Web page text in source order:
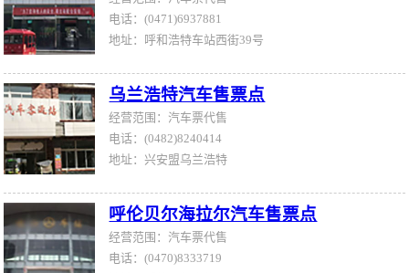
电话：(0471)6937881
地址：呼和浩特车站西街39号
乌兰浩特汽车售票点
经营范围：汽车票代售
电话：(0482)8240414
地址：兴安盟乌兰浩特
呼伦贝尔海拉尔汽车售票点
经营范围：汽车票代售
电话：(0470)8333719